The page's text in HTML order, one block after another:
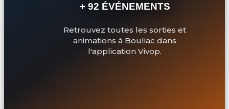
+ 92 ÉVÉNEMENTS
Retrouvez toutes les sorties et
animations à Bouliac dans
l'application Vivop.